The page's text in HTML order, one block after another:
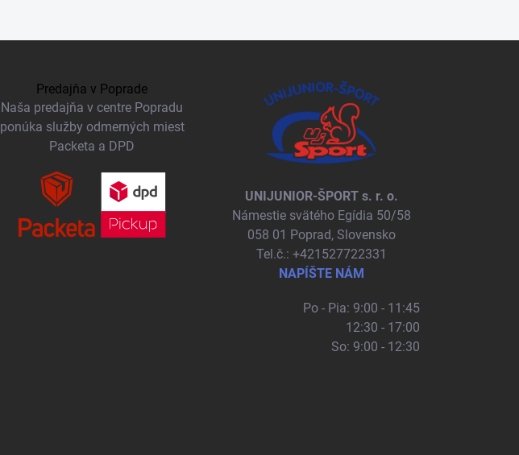
Predajňa v Poprade
Naša predajňa v centre Popradu
ponúka služby odmerných miest
Packeta a DPD
UNIJUNIOR-ŠPORT s. r. o.
Námestie svätého Egídia 50/58
058 01 Poprad, Slovensko
Tel.č.: +421527722331
NAPÍŠTE NÁM
Po - Pia: 9:00 - 11:45
12:30 - 17:00
So: 9:00 - 12:30